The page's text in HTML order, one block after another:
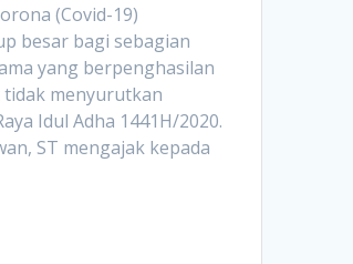
(Covid-19)
besar bagi sebagian
yang berpenghasilan
menyurutkan
Idul Adha 1441H/2020.
ST mengajak kepada